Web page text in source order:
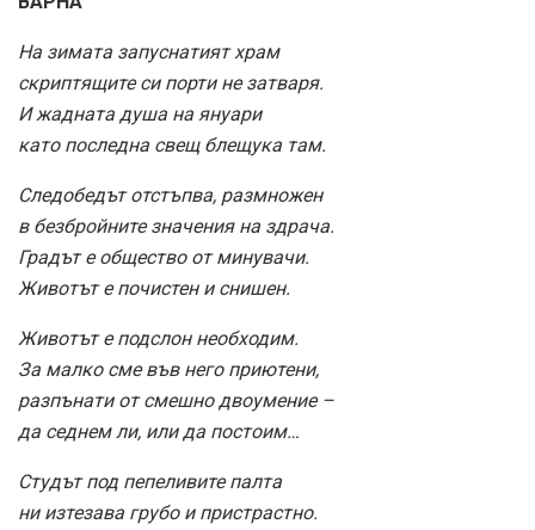
На зимата запуснатият храм
скриптящите си порти не затваря.
И жадната душа на януари
като последна свещ блещука там.
Следобедът отстъпва, размножен
в безбройните значения на здрача.
Градът е общество от минувачи.
Животът е почистен и снишен.
Животът е подслон необходим.
За малко сме във него приютени,
разпънати от смешно двоумение –
да седнем ли, или да постоим…
Студът под пепеливите палта
ни изтезава грубо и пристрастно.